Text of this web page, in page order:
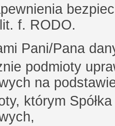
f. RODO.
Pani/Pana
podmioty
na
którym